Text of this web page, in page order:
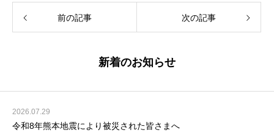
前の記事 次の記事
新着のお知らせ
2026.07.29
令和8年熊本地震により被災された皆さまへ